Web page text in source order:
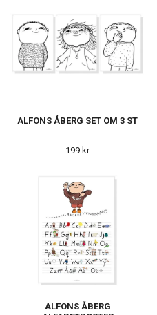
ALFONS ÅBERG SET OM 3 ST
199 kr
ALFONS ÅBERG